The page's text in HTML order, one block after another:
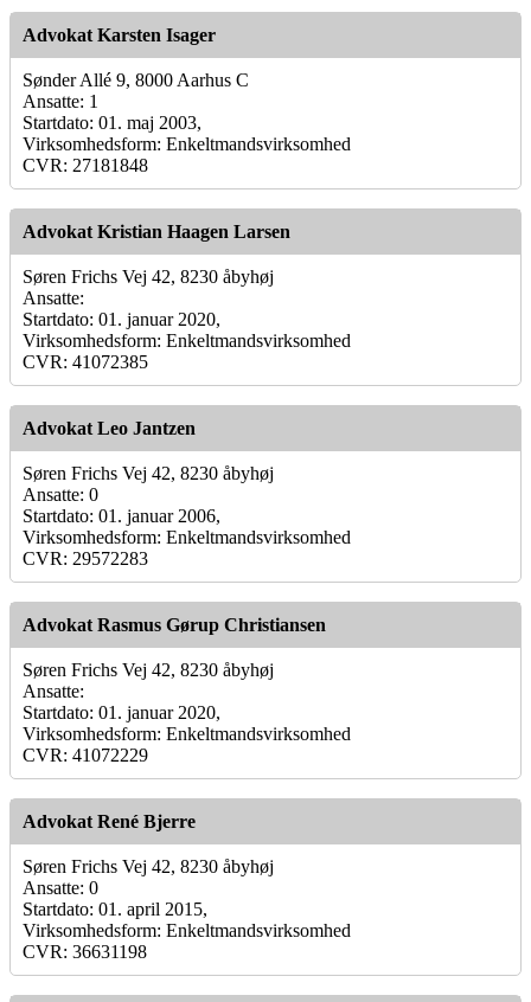
Advokat Karsten Isager
Sønder Allé 9, 8000 Aarhus C
Ansatte: 1
Startdato: 01. maj 2003,
Virksomhedsform: Enkeltmandsvirksomhed
CVR: 27181848
Advokat Kristian Haagen Larsen
Søren Frichs Vej 42, 8230 åbyhøj
Ansatte:
Startdato: 01. januar 2020,
Virksomhedsform: Enkeltmandsvirksomhed
CVR: 41072385
Advokat Leo Jantzen
Søren Frichs Vej 42, 8230 åbyhøj
Ansatte: 0
Startdato: 01. januar 2006,
Virksomhedsform: Enkeltmandsvirksomhed
CVR: 29572283
Advokat Rasmus Gørup Christiansen
Søren Frichs Vej 42, 8230 åbyhøj
Ansatte:
Startdato: 01. januar 2020,
Virksomhedsform: Enkeltmandsvirksomhed
CVR: 41072229
Advokat René Bjerre
Søren Frichs Vej 42, 8230 åbyhøj
Ansatte: 0
Startdato: 01. april 2015,
Virksomhedsform: Enkeltmandsvirksomhed
CVR: 36631198